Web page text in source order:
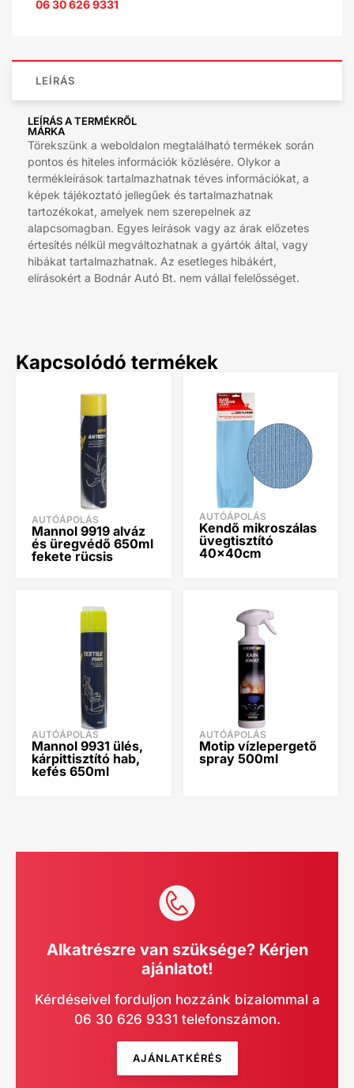
06 30 626 9331
LEÍRÁS
LEÍRÁS A TERMÉKRŐL
MÁRKA
Törekszünk a weboldalon megtalálható termékek során
pontos és hiteles információk közlésére. Olykor a
termékleírások tartalmazhatnak téves információkat, a
képek tájékoztató jellegűek és tartalmazhatnak
tartozékokat, amelyek nem szerepelnek az
alapcsomagban. Egyes leírások vagy az árak előzetes
értesítés nélkül megváltozhatnak a gyártók által, vagy
hibákat tartalmazhatnak. Az esetleges hibákért,
elírásokért a Bodnár Autó Bt. nem vállal felelősséget.
Kapcsolódó termékek
AUTÓÁPOLÁS
Mannol 9919 alváz
és üregvédő 650ml
fekete rücsis
AUTÓÁPOLÁS
Kendő mikroszálas
üvegtisztító
40x40cm
AUTÓÁPOLÁS
Mannol 9931 ülés,
kárpittisztító hab,
kefés 650ml
AUTÓÁPOLÁS
Motip vízlepergető
spray 500ml
Alkatrészre van szüksége? Kérjen
ajánlatot!
Kérdéseivel forduljon hozzánk bizalommal a
06 30 626 9331 telefonszámon.
AJÁNLATKÉRÉS